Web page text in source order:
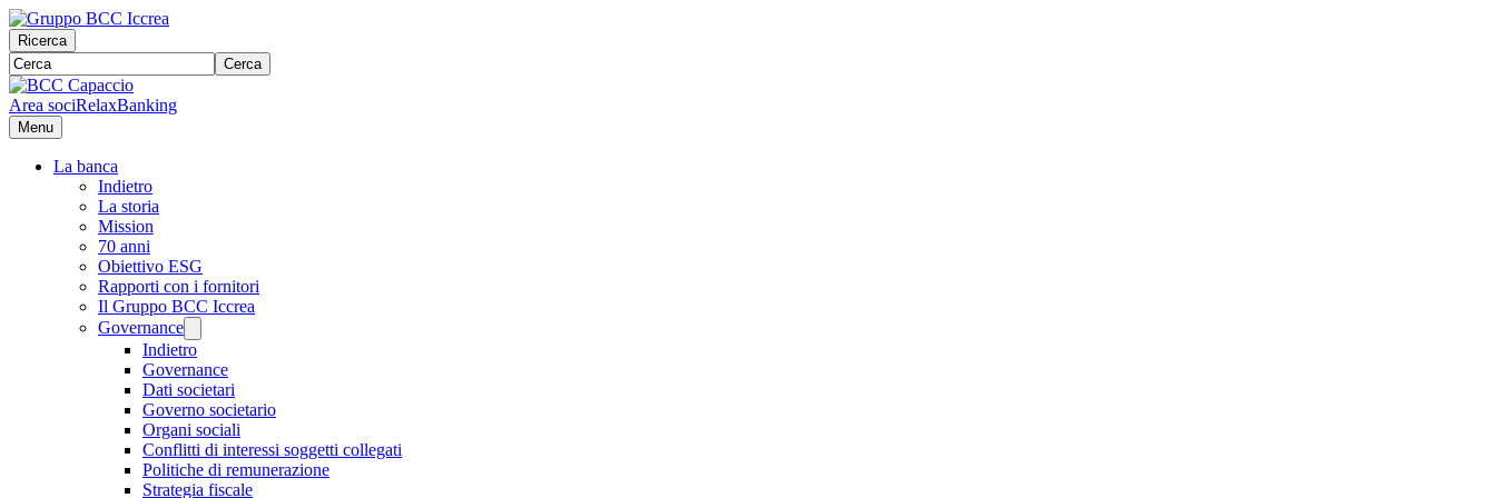
Ricerca
Cerca
Area sociRelaxBanking
Menu
La banca
Indietro
La storia
Mission
70 anni
Obiettivo ESG
Rapporti con i fornitori
Il Gruppo BCC Iccrea
Governance
Indietro
Governance
Dati societari
Governo societario
Organi sociali
Conflitti di interessi soggetti collegati
Politiche di remunerazione
Strategia fiscale